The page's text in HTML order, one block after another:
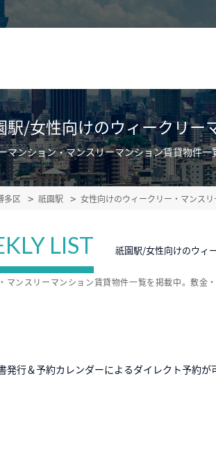
駅/女性向けのウィークリー
マンション・マンスリーマンション賃貸物件
多区 祇園駅 女性向けのウィークリー・マンス
LIST 祇園駅/女性向けのウィ
発行＆予約カレンダーによるダイレクト予約が
ンスリーマンション賃貸物件一覧を掲載中。敷金